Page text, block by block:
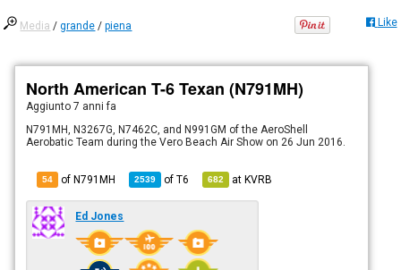
Media /grande /piena Like
North American T-6 Texan (N791MH)
Aggiunto7 anni fa
N791MH, N3267G, N7462C, and N991GM of the AeroShell
Aerobatic Team during the Vero Beach Air Show on 26 Jun 2016.
54 of N791MH 2539 ofT6 682 atKVRB
Ed Jones